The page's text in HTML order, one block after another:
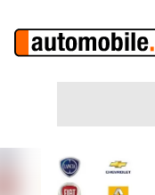
CERCA
Auto Km 0
MAGAZINE
ACCEDI